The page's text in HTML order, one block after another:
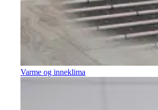
Varme og inneklima